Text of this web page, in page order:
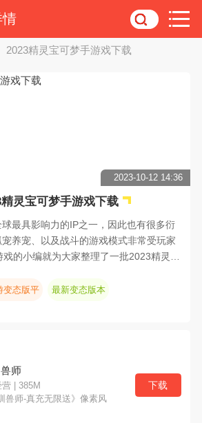
情
2023精灵宝可梦手游戏下载
2023-10-12 14:36
灵宝可梦手游戏下载
最具影响力的IP之一，因此也有很多衍
养宠、以及战斗的游戏模式非常受玩家
的小编就为大家整理了一批2023精灵宝
变态版平 最新变态版本
师
| 385M
兽师-真充无限送》像素风掌机宝可梦游戏，再
下载